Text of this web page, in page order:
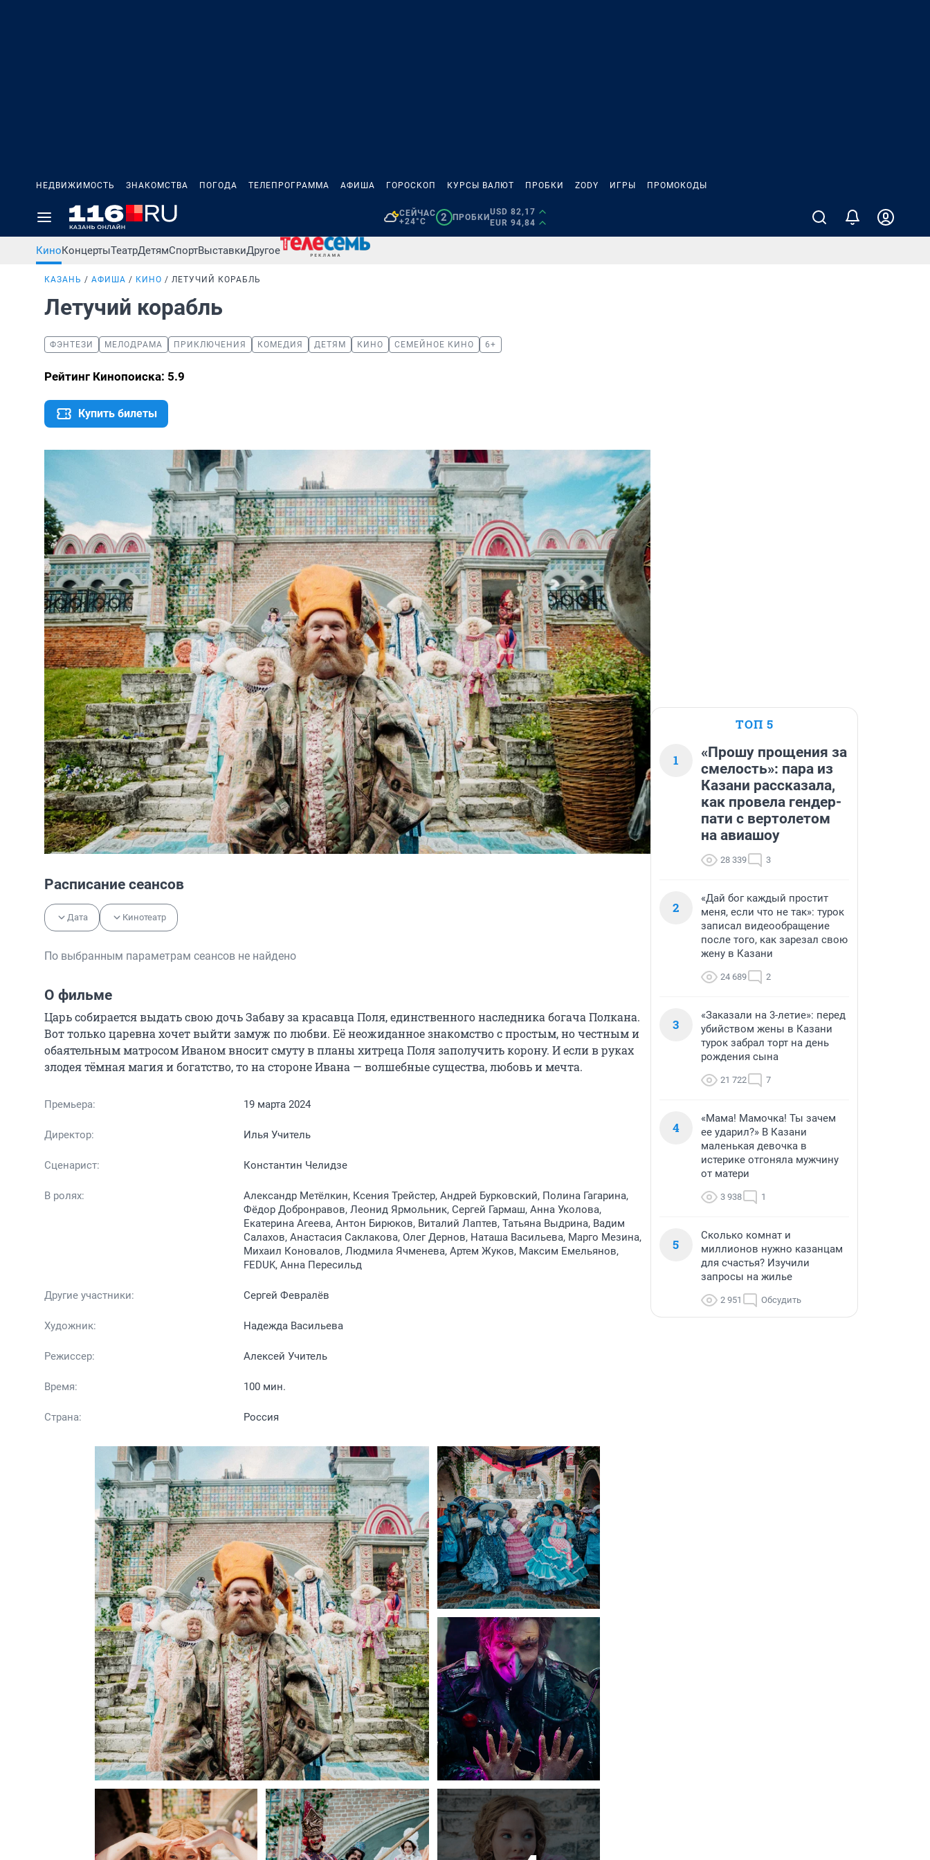
НЕДВИЖИМОСТЬ ЗНАКОМСТВА ПОГОДА ТЕЛЕПРОГРАММА АФИША ГОРОСКОП КУРСЫ ВАЛЮТ ПРОБКИ ZODY ИГРЫ ПРОМОКОДЫ
СЕЙЧАС
+24°C
2 ПРОБКИ
USD 82,17
EUR 94,84
КиноКонцертыТеатрДетямСпортВыставкиДругое
КАЗАНЬ АФИША КИНО ЛЕТУЧИЙ КОРАБЛЬ
Летучий корабль
ФЭНТЕЗИ МЕЛОДРАМА ПРИКЛЮЧЕНИЯ КОМЕДИЯ ДЕТЯМ КИНО СЕМЕЙНОЕ КИНО 6+
Рейтинг Кинопоиска: 5.9
Купить билеты
Расписание сеансов
Дата Кинотеатр
По выбранным параметрам сеансов не найдено
О фильме
Царь собирается выдать свою дочь Забаву за красавца Поля, единственного наследника богача Полкана.
Вот только царевна хочет выйти замуж по любви. Её неожиданное знакомство с простым, но честным и
обаятельным матросом Иваном вносит смуту в планы хитреца Поля заполучить корону. И если в руках
злодея тёмная магия и богатство, то на стороне Ивана — волшебные существа, любовь и мечта.
Премьера: 19 марта 2024
Директор: Илья Учитель
Сценарист: Константин Челидзе
В ролях:
Александр Метёлкин, Ксения Трейстер, Андрей Бурковский, Полина Гагарина,
Фёдор Добронравов, Леонид Ярмольник, Сергей Гармаш, Анна Уколова,
Екатерина Агеева, Антон Бирюков, Виталий Лаптев, Татьяна Выдрина, Вадим
Салахов, Анастасия Саклакова, Олег Дернов, Наташа Васильева, Марго Мезина,
Михаил Коновалов, Людмила Ячменева, Артем Жуков, Максим Емельянов,
FEDUK, Анна Пересильд
Другие участники: Сергей Февралёв
Художник: Надежда Васильева
Режиссер: Алексей Учитель
Время: 100 мин.
Страна: Россия
ТОП 5
1
«Прошу прощения за
смелость»: пара из
Казани рассказала,
как провела гендер-
пати с вертолетом
на авиашоу
28 339 3
2
«Дай бог каждый простит
меня, если что не так»: турок
записал видеообращение
после того, как зарезал свою
жену в Казани
24 689 2
3
«Заказали на 3-летие»: перед
убийством жены в Казани
турок забрал торт на день
рождения сына
21 722 7
4
«Мама! Мамочка! Ты зачем
ее ударил?» В Казани
маленькая девочка в
истерике отгоняла мужчину
от матери
3 938 1
5
Сколько комнат и
миллионов нужно казанцам
для счастья? Изучили
запросы на жилье
2 951 Обсудить